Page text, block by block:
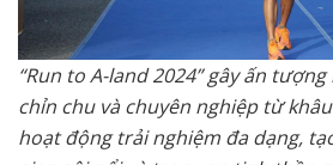
“Run to A-land 2024” gây ấn
chỉn chu và chuyên nghiệp từ
hoạt động trải nghiệm đa dạng,